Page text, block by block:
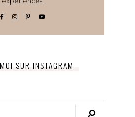
SUR INSTAGRAM